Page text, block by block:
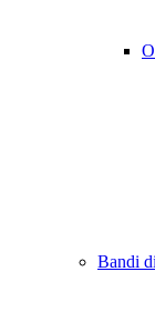
Bandi